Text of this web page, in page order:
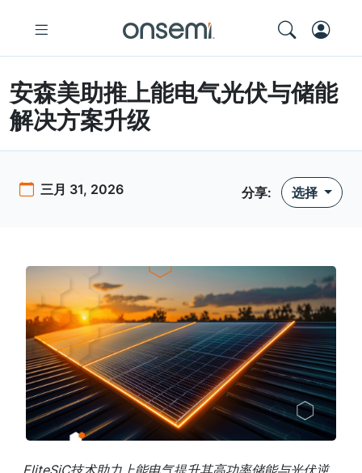
安森美助推上能电气光伏与储能
解决方案升级
三月 31, 2026 分享: 选择
EliteSiC技术助力上能电气提升其高功率储能与光伏逆